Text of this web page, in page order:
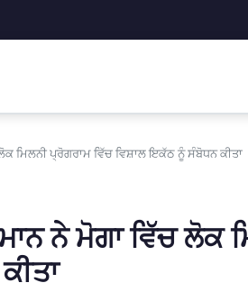
ਮਿਲਨੀ ਪ੍ਰੋਗਰਾਮ ਵਿੱਚ ਵਿਸ਼ਾਲ ਇਕੱਠ ਨੂੰ ਸੰਬੋਧਨ ਕੀਤਾ
ਨੇ ਮੋਗਾ ਵਿੱਚ ਲੋਕ